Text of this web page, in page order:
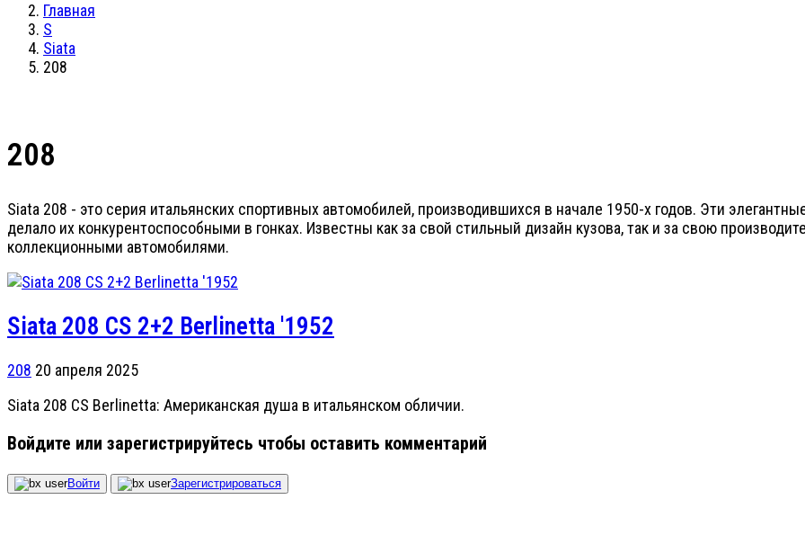
Главная
S
Siata
208
208
Siata 208 - это серия итальянских спортивных автомобилей, производившихся в начале 1950-х годов. Эти
делало их конкурентоспособными в гонках. Известны как за свой стильный дизайн кузова, так и за свою
коллекционными автомобилями.
Siata 208 CS 2+2 Berlinetta '1952
208 20 апреля 2025
Siata 208 CS Berlinetta: Американская душа в итальянском обличии.
Войдите или зарегистрируйтесь чтобы оставить комментарий
Войти Зарегистрироваться